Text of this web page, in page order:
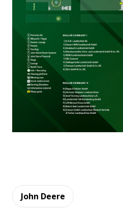
John Deere